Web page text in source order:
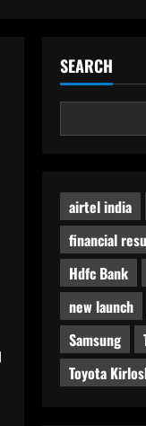
SEARCH
airtel india
financial
Hdfc Bank
new launch
Samsung
Toyota